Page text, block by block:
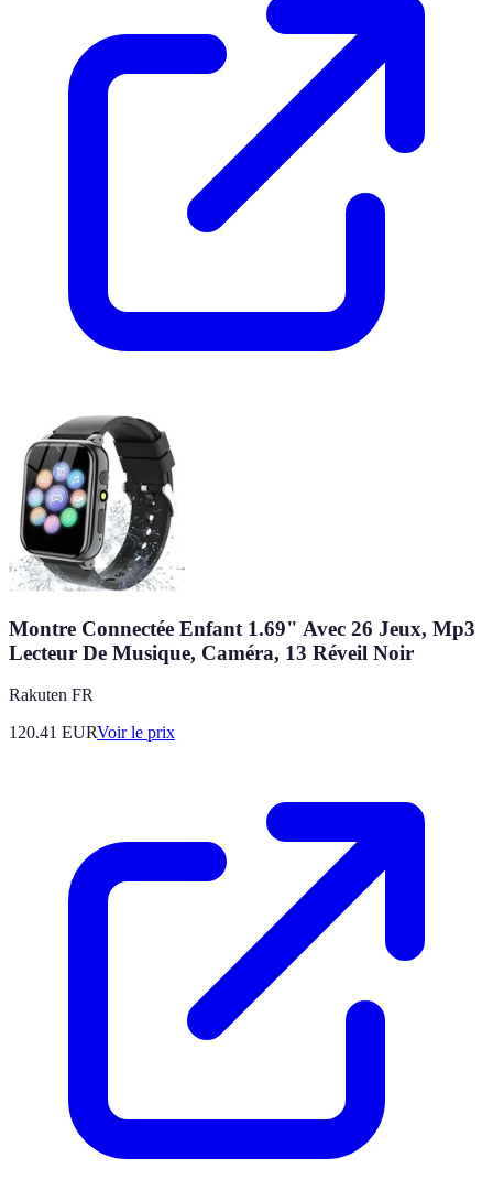
Montre Connectée Enfant 1.69" Avec 26 Jeux, Mp3
Lecteur De Musique, Caméra, 13 Réveil Noir
Rakuten FR
120.41 EURVoir le prix